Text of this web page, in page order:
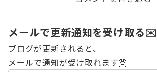
メールで更新通知を受け取る✉️
ブログが更新されると、
メールで通知が受け取れます🙆